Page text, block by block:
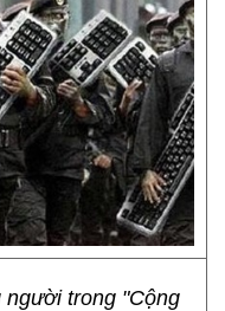
trong "Cộng